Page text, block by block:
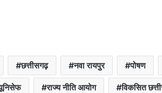
छत्तीसगढ़ नवा रायपुर पोषण
राज्य नीति आयोग विकसित